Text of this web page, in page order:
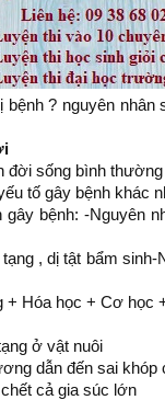
bệnh ? nguyên nhân
đời sống bình
tố gây bệnh khác
gây bệnh: -Nguyên
, dị tật bẩm sinh-
+ Hóa học + Cơ học
ở vật nuôi
dẫn đến sai khóp
cả gia súc lớn